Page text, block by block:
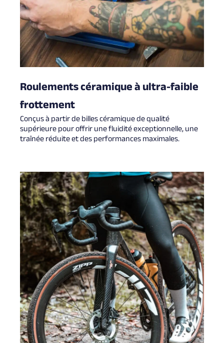
Roulements céramique à ultra-faible
frottement
Conçus à partir de billes céramique de qualité
supérieure pour offrir une fluidité exceptionnelle, une
traînée réduite et des performances maximales.